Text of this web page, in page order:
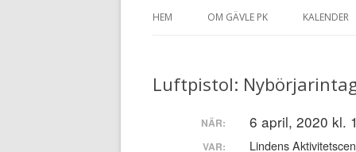
HEM OM GÄVLE PK
NYBÖRJARE
MEDLEMSANSÖKAN
KONTAKT
KALENDER
Luftpistol:
NÄR: 6 april, 2020 kl.
VAR:
Lindens